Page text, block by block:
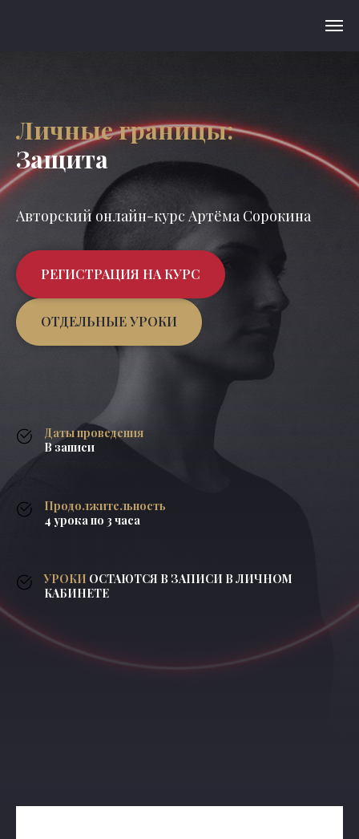
Личные границы:
Защита
Авторский онлайн-курс Артёма Сорокина
РЕГИСТРАЦИЯ НА КУРС
ОТДЕЛЬНЫЕ УРОКИ
Даты проведения
В записи
Продолжительность
4 урока по 3 часа
УРОКИ ОСТАЮТСЯ В ЗАПИСИ В ЛИЧНОМ
КАБИНЕТЕ